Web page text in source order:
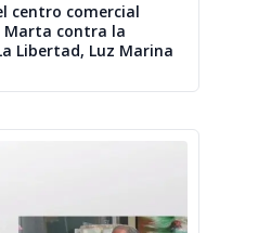
centro comercial
Marta contra la
Libertad, Luz Marina